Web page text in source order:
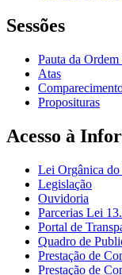
Sessões
Pauta da
Atas
Proposituras
Acesso à
Lei Orgânica
Legislação
Ouvidoria
Parcerias Lei
Portal de
Quadro de
Prestação de
Prestação de